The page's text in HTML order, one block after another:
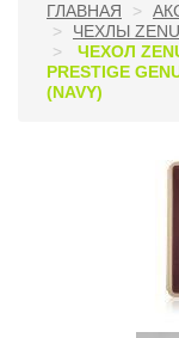
ГЛАВНАЯ
ЧЕХЛЫ
ЧЕХОЛ
PRESTIGE
(NAVY)